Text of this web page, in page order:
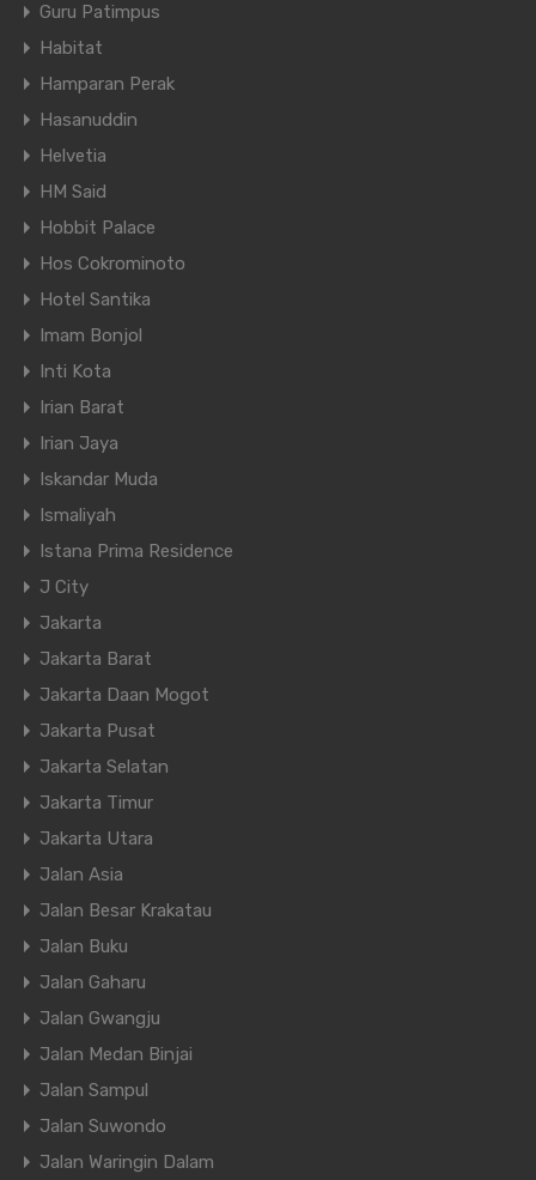
Guru Patimpus
Habitat
Hamparan Perak
Hasanuddin
Helvetia
HM Said
Hobbit Palace
Hos Cokrominoto
Hotel Santika
Imam Bonjol
Inti Kota
Irian Barat
Irian Jaya
Iskandar Muda
Ismaliyah
Istana Prima Residence
J City
Jakarta
Jakarta Barat
Jakarta Daan Mogot
Jakarta Pusat
Jakarta Selatan
Jakarta Timur
Jakarta Utara
Jalan Asia
Jalan Besar Krakatau
Jalan Buku
Jalan Gaharu
Jalan Gwangju
Jalan Medan Binjai
Jalan Sampul
Jalan Suwondo
Jalan Waringin Dalam